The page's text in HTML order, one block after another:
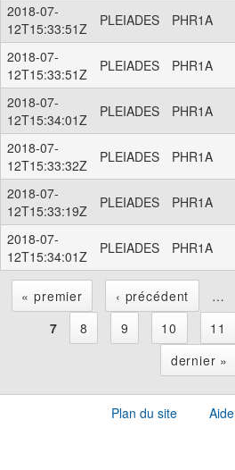
2018-07-
12T15:33:51Z
PLEIADES PHR1A
2018-07-
12T15:33:51Z
PLEIADES PHR1A
2018-07-
12T15:34:01Z
PLEIADES PHR1A
2018-07-
12T15:33:32Z
PLEIADES PHR1A
2018-07-
12T15:33:19Z
PLEIADES PHR1A
2018-07-
12T15:34:01Z
PLEIADES PHR1A
a
« premier ‹ précédent …
7
8 9 10 11
dernier »
Plan du site Aide